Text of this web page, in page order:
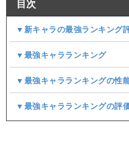
目次
▼新キャラの最強ランキング
▼最強キャラランキング
▼最強キャラランキングの性
▼最強キャラランキングの評